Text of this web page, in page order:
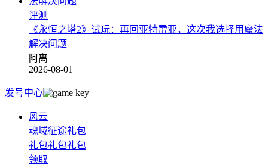
评测
《永恒之塔2》试玩：再回亚特雷亚，这次我选择用魔法
解决问题
阿离
2026-08-01
发号中心
风云
魂域征途礼包
礼包礼包礼包
领取